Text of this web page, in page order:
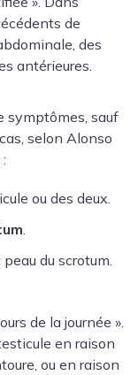
de
des
antérieures.
symptômes, sauf
selon Alonso
ou des deux.
.
peau du scrotum.
de la journée ».
en raison
ou en raison